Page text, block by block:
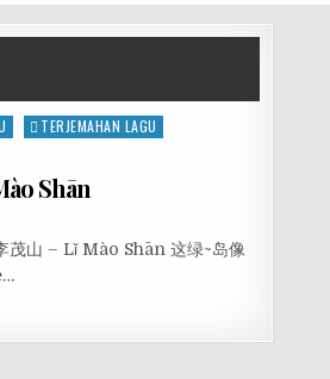
TERJEMAHAN LAGU
Shān
山 – Lǐ Mào Shān 这绿~岛像